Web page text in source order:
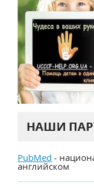
НАШИ
PubMed -
английском